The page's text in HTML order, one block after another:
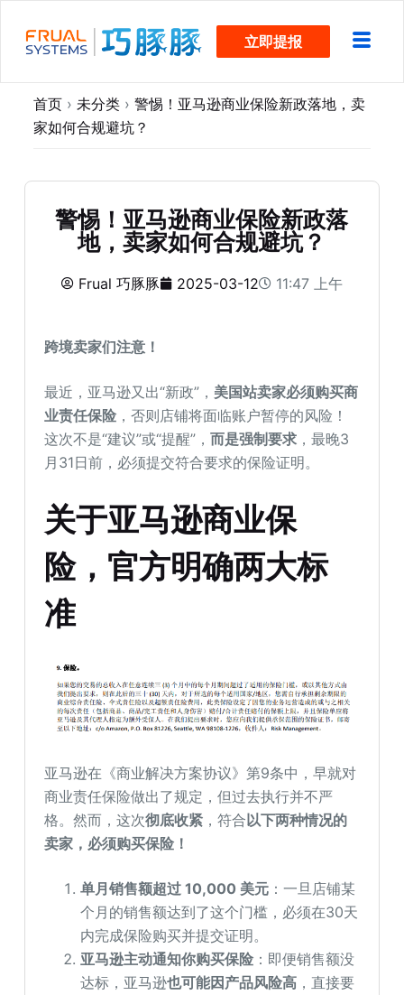
过
立即提报
首页 › 未分类 › 警惕！亚马逊商业保险新政落地，卖
家如何合规避坑？
警惕！亚马逊商业保险新政落
地，卖家如何合规避坑？
Frual 巧豚豚 2025-03-12 11:47 上午
跨境卖家们注意！
最近，亚马逊又出“新政”， 美国站卖家必须购买商
业责任保险 ，否则店铺将面临账户暂停的风险！
这次不是“建议”或“提醒”，而是强制要求 ，最晚3
月31日前，必须提交符合要求的保险证明。
关于亚马逊商业保
险，官方明确两大标
准
亚马逊在《商业解决方案协议》第9条中，早就对
商业责任保险做出了规定，但过去执行并不严
格。然而，这次彻底收紧 ，符合以下两种情况的
卖家，必须购买保险！
单月销售额超过 10,000 美元 ：一旦店铺某
个月的销售额达到了这个门槛，必须在30天
内完成保险购买并提交证明。
亚马逊主动通知你购买保险 ：即便销售额没
达标，亚马逊也可能因产品风险高 ，直接要